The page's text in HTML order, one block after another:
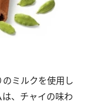
ミルクを使用し
、チャイの味わ